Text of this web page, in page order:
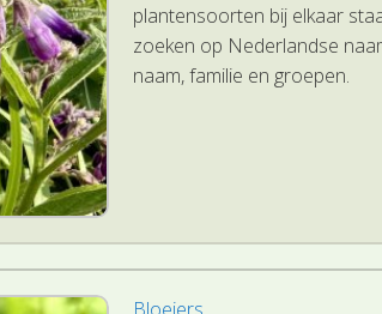
plantensoorten bij elkaar
zoeken op Nederlandse
naam, familie en groepen.